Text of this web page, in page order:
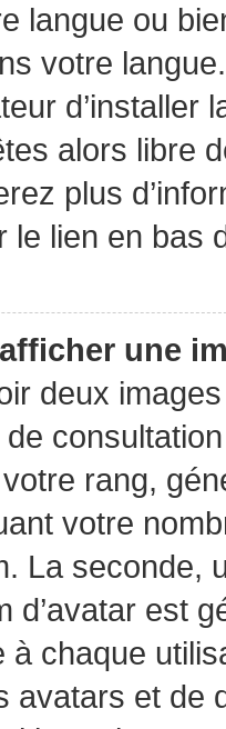
langue ou
votre
d’installer
alors libre
plus
le lien en bas
une
deux
rang,
votre
La seconde,
d’avatar est
à chaque
avatars et de